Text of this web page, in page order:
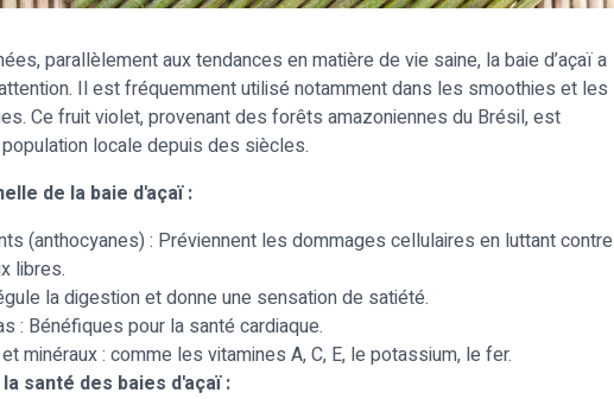
parallèlement aux tendances en matière de vie saine, la baie d’açaï a
Il est fréquemment utilisé notamment dans les smoothies et les
Ce fruit violet, provenant des forêts amazoniennes du Brésil, est
locale depuis des siècles.
de la baie d'açaï :
(anthocyanes) : Préviennent les dommages cellulaires en luttant contre
libres.
la digestion et donne une sensation de satiété.
: Bénéfiques pour la santé cardiaque.
minéraux : comme les vitamines A, C, E, le potassium, le fer.
santé des baies d'açaï :